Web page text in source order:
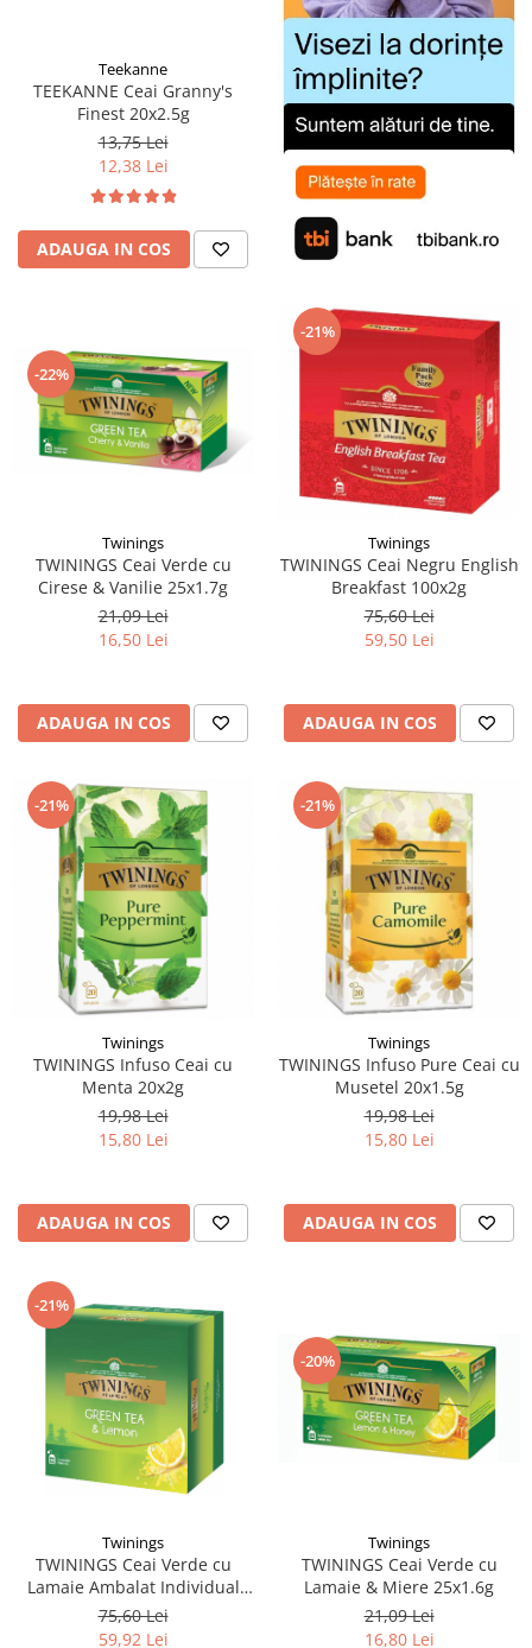
Teekanne
TEEKANNE Ceai Granny's
Finest 20x2.5g
13,75 Lei
12,38 Lei
ADAUGA IN COS
-22%
Twinings
TWININGS Ceai Verde cu
Cirese & Vanilie 25x1.7g
21,09 Lei
16,50 Lei
ADAUGA IN COS
-21%
Twinings
TWININGS Ceai Negru English
Breakfast 100x2g
75,60 Lei
59,50 Lei
ADAUGA IN COS
-21%
Twinings
TWININGS Infuso Ceai cu
Menta 20x2g
19,98 Lei
15,80 Lei
ADAUGA IN COS
-21%
Twinings
TWININGS Infuso Pure Ceai cu
Musetel 20x1.5g
19,98 Lei
15,80 Lei
ADAUGA IN COS
-21%
Twinings
TWININGS Ceai Verde cu
Lamaie Ambalat Individual
100x1.6g
75,60 Lei
59,92 Lei
-20%
Twinings
TWININGS Ceai Verde cu
Lamaie & Miere 25x1.6g
21,09 Lei
16,80 Lei